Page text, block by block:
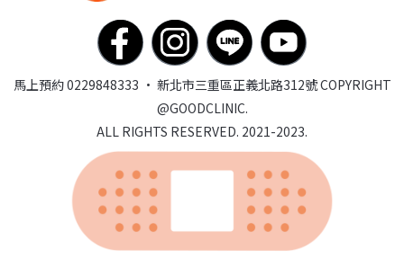
馬上預約 0229848333 · 新北市三重區正義北路312號COPYRIGHT
@GOODCLINIC.
ALL RIGHTS RESERVED. 2021-2023.